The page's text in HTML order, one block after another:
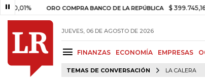
ORO COMPRA BANCO DE LA REPÚBLICA $ 399.745,16 +$
JUEVES, 06 DE AGOSTO DE 2026
FINANZAS ECONOMÍA EMPRESAS
TEMAS DE CONVERSACIÓN LA CALERA